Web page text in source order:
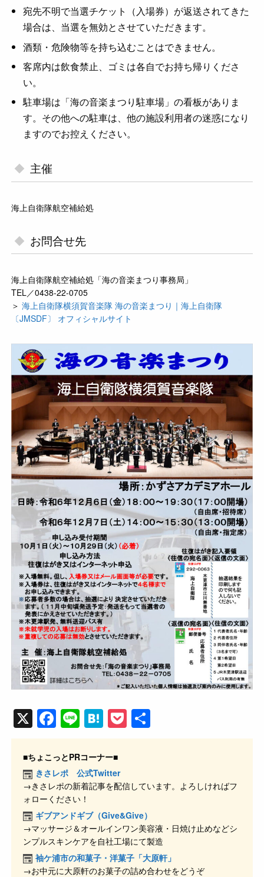
宛先不明で当選チケット（入場券）が返送されてきた
場合は、当選を無効とさせていただきます。
酒類・危険物等を持ち込むことはできません。
客席内は飲食禁止、ゴミは各自でお持ち帰りくださ
い。
駐車場は「海の音楽まつり駐車場」の看板がありま
す。その他への駐車は、他の施設利用者の迷惑になり
ますのでお控えください。
主催
海上自衛隊航空補給処
お問合せ先
海上自衛隊航空補給処「海の音楽まつり事務局」
TEL／0438-22-0705
＞海上自衛隊横須賀音楽隊 海の音楽まつり｜海上自衛隊
〔JMSDF〕 オフィシャルサイト
X F
a
c
e
b
o
o
k
Li
n
e
H
at
e
n
a
P
o 有
■ちょこっとPRコーナー■
きさレポ 公式Twitter
→きさレポの新着記事を配信しています。よろしければフ
ォローください！
ギブアンドギブ（Give&Give）
→マッサージ＆オールインワン美容液・日焼け止めなどシ
ンプルスキンケアを自社工場にて製造
袖ケ浦市の和菓子・洋菓子「大原軒」
→お中元に大原軒のお菓子の詰め合わせをどうぞ